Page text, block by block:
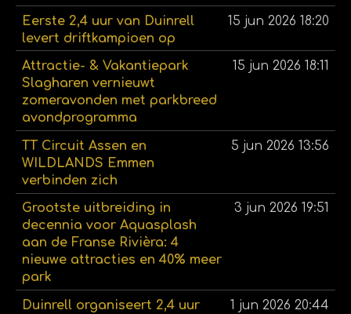
Eerste 2,4 uur van Duinrell
levert driftkampioen op
15 jun 2026 18:20
Attractie- & Vakantiepark
Slagharen vernieuwt
zomeravonden met parkbreed
avondprogramma
15 jun 2026 18:11
TT Circuit Assen en
WILDLANDS Emmen
verbinden zich
5 jun 2026 13:56
Grootste uitbreiding in
decennia voor Aquasplash
aan de Franse Rivièra: 4
nieuwe attracties en 40% meer
park
3 jun 2026 19:51
Duinrell organiseert 2,4 uur
1 jun 2026 20:44